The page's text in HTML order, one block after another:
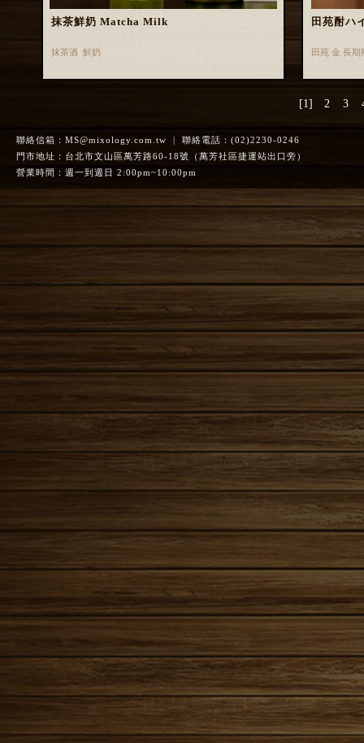
抹茶鮮奶 Matcha Milk
抹茶酒 鮮奶
田苑酎ハ
田苑 金 長
[1] 2 3
聯絡信箱： MS@mixology.com.tw | 聯絡電話：(02)2230-0246
門市地址：台北市文山區萬芳路60-18號（萬芳社區捷運站出口旁）
營業時間：週一到週日 2:00pm~10:00pm